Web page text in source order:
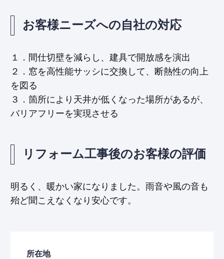
お客様ニーズへの自社の対応
１．間仕切壁を減らし、建具で開放感を演出
２．窓を高性能サッシに交換して、断熱性の向上
を図る
３．箇所により天井が低くなった場所があるが、
バリアフリーを実現させる
リフォーム工事後のお客様の評価
明るく、暖かい家になりました。雨音や風の音も
殆ど聞こえなくなり安心です。
所在地